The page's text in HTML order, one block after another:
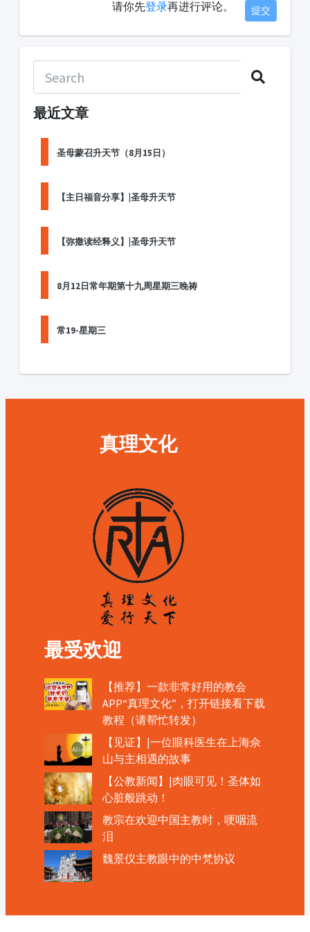
请你先登录再进行评论。 提交
最近文章
圣母蒙召升天节（8月15日）
【主日福音分享】|圣母升天节
【弥撒读经释义】|圣母升天节
8月12日常年期第十九周星期三晚祷
常19-星期三
真理文化
最受欢迎
【推荐】一款非常好用的教会
APP“真理文化”，打开链接看下载
教程（请帮忙转发）
【见证】|一位眼科医生在上海佘
山与主相遇的故事
【公教新闻】|肉眼可见！圣体如
心脏般跳动！
教宗在欢迎中国主教时，哽咽流
泪
魏景仪主教眼中的中梵协议